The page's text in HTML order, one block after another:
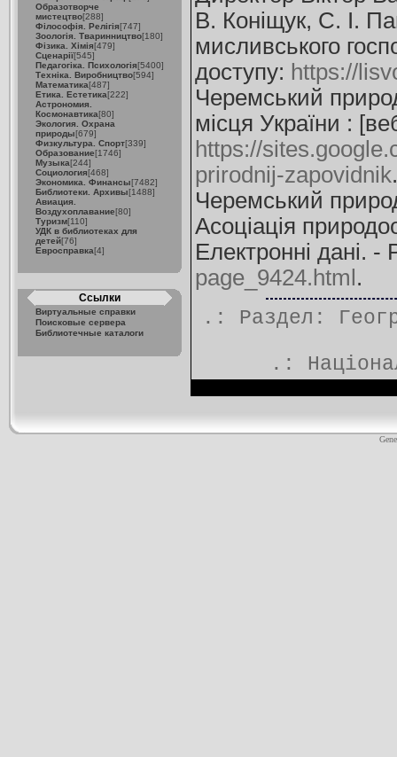
Образотворче
мистецтво[288]
Філософія. Релігія[747]
Зоологія. Тваринництво[180]
Фізика. Хімія[479]
Сценарії[545]
Педагогіка. Психологія[5400]
Техніка. Виробництво[594]
Математика[487]
Етика. Естетика[222]
Астрономия.
Космонавтика[80]
Экология. Охрана
природы[679]
Физкультура. Спорт[339]
Образование[1746]
Музыка[244]
Социология[468]
Экономика. Финансы[7482]
Библиотеки. Архивы[1488]
Авиация.
Воздухоплавание[80]
Туризм[110]
УДК в библиотеках для
детей[76]
Евросправка[4]
Ссылки
Виртуальные справки
Поисковые сервера
Библиотечные каталоги
В. Коніщук, С. І.
мисливського
доступу: https://
Черемський
місця України :
https://
prirodnij-zapovidnik
Черемський
Асоціація
Електронні дані.
page_9424.html .
.: Раздел:
.: